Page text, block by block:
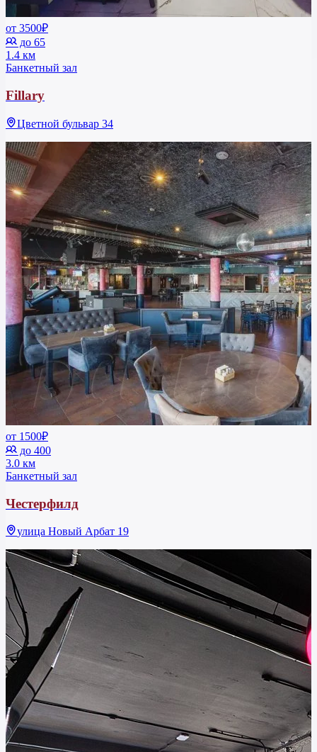
от 3500₽
до 65
1.4 км
Банкетный зал
Fillary
Цветной бульвар 34
от 1500₽
до 400
3.0 км
Банкетный зал
Честерфилд
улица Новый Арбат 19